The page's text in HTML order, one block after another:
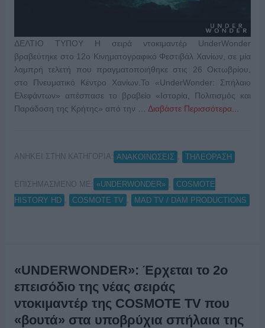
ΔΕΛΤΙΟ ΤΥΠΟΥ H σειρά ντοκιμαντέρ UnderWonder
βραβεύτηκε στο 12ο Κινηματογραφικό Φεστιβάλ Χανίων, σε μία
λαμπρή τελετή που πραγματοποιήθηκε στις 26 Οκτωβρίου,
στο Πνευματικό Κέντρο Χανίων.Το «UnderWonder: Σπήλαιο
Ελεφάντων» απέσπασε το βραβείο «Ιστορία, Πολιτισμός και
Παράδοση της Κρήτης» από την … Διαβάστε Περισσότερα...
ΑΝΗΚΕΙ ΣΤΗΝ ΚΑΤΗΓΟΡΙΑ: ΑΝΑΚΟΙΝΩΣΕΙΣ ΤΗΛΕΟΡΑΣΗ
ΕΠΙΣΗΜΑΣΜΕΝΟ ΜΕ: «UNDERWONDER»
COSMOTE
HISTORY HD
COSMOTE TV MAD TV / DAM PRODUCTIONS
«UNDERWONDER»: Έρχεται το 2ο
επεισόδιο της νέας σειράς
ντοκιμαντέρ της COSMOTE TV που
«βουτά» στα υποβρύχια σπήλαια της